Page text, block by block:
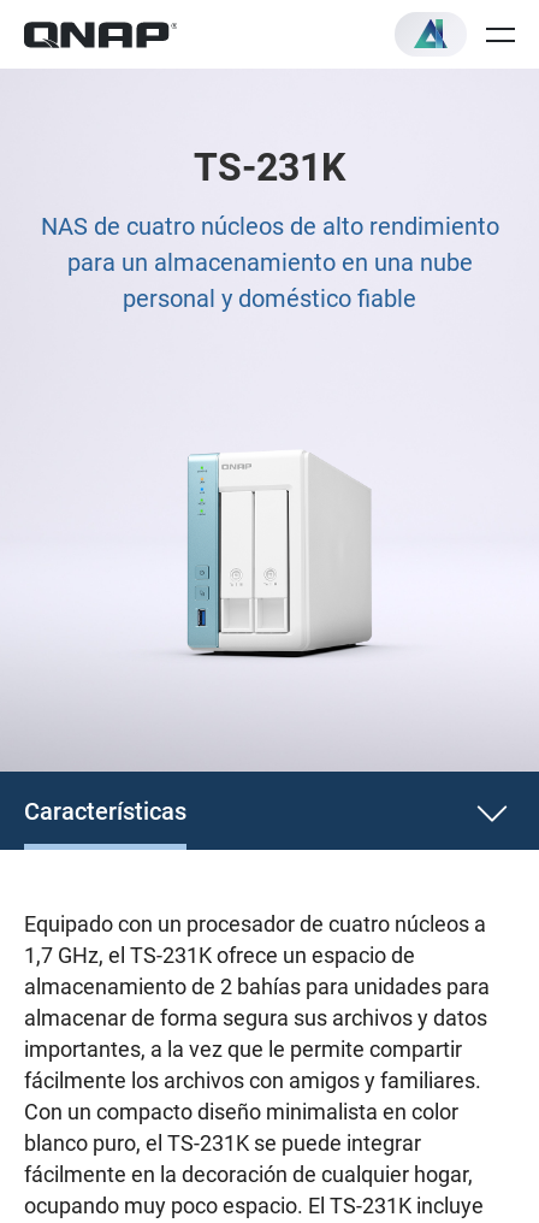
TS-231K
NAS de cuatro núcleos de alto rendimiento
para un almacenamiento en una nube
personal y doméstico fiable
Características
Equipado con un procesador de cuatro núcleos a
1,7 GHz, el TS-231K ofrece un espacio de
almacenamiento de 2 bahías para unidades para
almacenar de forma segura sus archivos y datos
importantes, a la vez que le permite compartir
fácilmente los archivos con amigos y familiares.
Con un compacto diseño minimalista en color
blanco puro, el TS-231K se puede integrar
fácilmente en la decoración de cualquier hogar,
ocupando muy poco espacio. El TS-231K incluye